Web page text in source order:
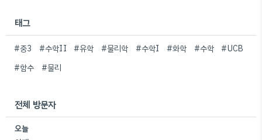
태그
#중3 #수학II #유학 #물리학 #수학I #화학 #수학 #UCB
#함수
#물리
전체 방문자
오늘